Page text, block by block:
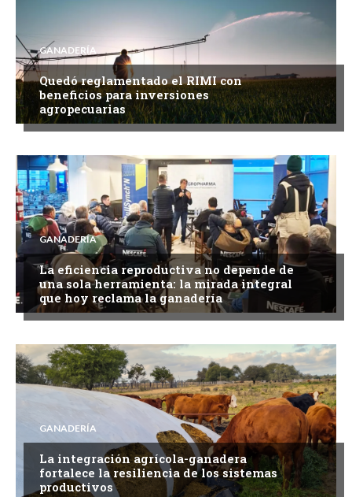
GANADERÍA
Quedó reglamentado el RIMI con
beneficios para inversiones
agropecuarias
GANADERÍA
La eficiencia reproductiva no depende de
una sola herramienta: la mirada integral
que hoy reclama la ganadería
GANADERÍA
La integración agrícola-ganadera
fortalece la resiliencia de los sistemas
productivos